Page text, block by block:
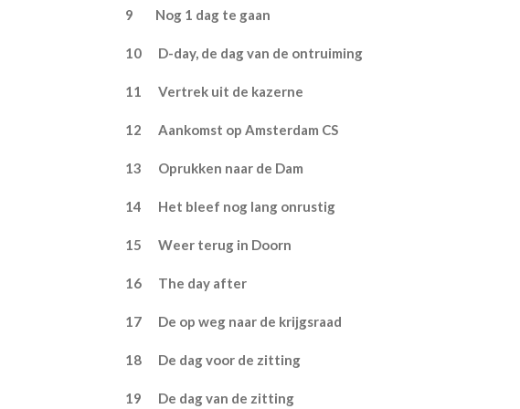
9 Nog 1 dag te gaan
10 D-day, de dag van de ontruiming
11 Vertrek uit de kazerne
12 Aankomst op Amsterdam CS
13 Oprukken naar de Dam
14 Het bleef nog lang onrustig
15 Weer terug in Doorn
16 The day after
17 De op weg naar de krijgsraad
18 De dag voor de zitting
19 De dag van de zitting